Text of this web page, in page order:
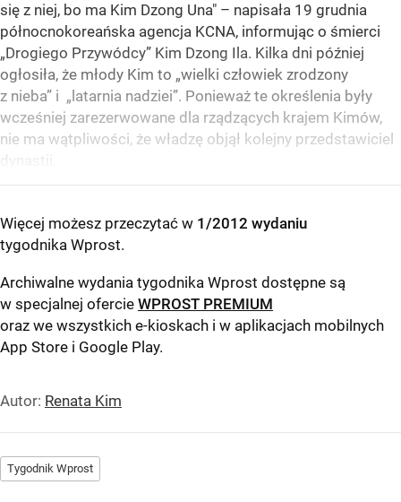
się z niej, bo ma Kim Dzong Una" – napisała 19 grudnia
północnokoreańska agencja KCNA, informując o śmierci
„Drogiego Przywódcy” Kim Dzong Ila. Kilka dni później
ogłosiła, że młody Kim to „wielki człowiek zrodzony
z nieba” i „latarnia nadziei”. Ponieważ te określenia były
wcześniej zarezerwowane dla rządzących krajem Kimów,
nie ma wątpliwości, że władzę objął kolejny przedstawiciel
dynastii.
Więcej możesz przeczytać w 1/2012 wydaniu
tygodnika Wprost.
Archiwalne wydania tygodnika Wprost dostępne są
w specjalnej ofercie WPROST PREMIUM
oraz we wszystkich e-kioskach i w aplikacjach mobilnych
App Store i Google Play.
Autor: Renata Kim
Tygodnik Wprost